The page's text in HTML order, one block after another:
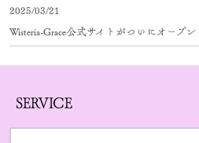
2025/03/21
Wisteria-Grace公式サイトがついにオープン
SERVICE